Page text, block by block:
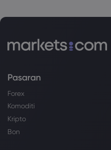
Pasaran
Forex
Komoditi
Kripto
Bon